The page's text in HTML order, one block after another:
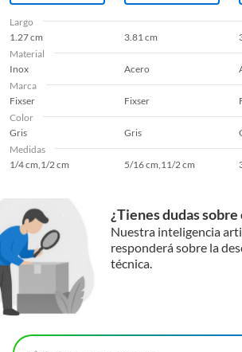
Largo
1.27 cm
3.81 cm
Material
Inox
Acero
Marca
Fixser
Fixser
Color
Gris
Gris
Medidas
1/4 cm,1/2 cm
5/16 cm,11/2 cm
¿Tienes dudas
Nuestra inteligencia
responderá sobre la
técnica.